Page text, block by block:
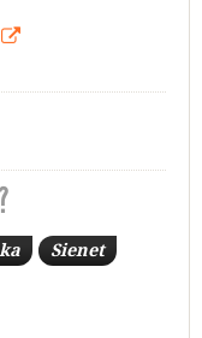
Sienet